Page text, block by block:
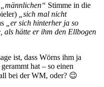
„männlichen“ Stimme in die
„sich mal nicht
„er sich hinterher ja so
als hätte er ihm den Ellbogen
ist, dass Wörns ihm ja
hat – so einen
bei der WM, oder? 😉